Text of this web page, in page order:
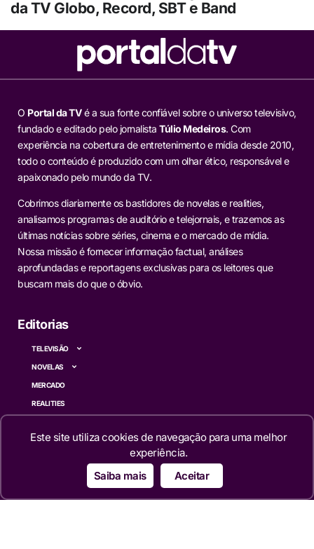
da TV Globo, Record, SBT e Band
O Portal da TVé a sua fonte confiável sobre o universo televisivo,
fundado e editado pelo jornalista Túlio Medeiros. Com
experiência na cobertura de entretenimento e mídia desde 2010,
todo o conteúdo é produzido com um olhar ético, responsável e
apaixonado pelo mundo da TV.
Cobrimos diariamente os bastidores de novelas e realities,
analisamos programas de auditório e telejornais, e trazemos as
últimas notícias sobre séries, cinema e o mercado de mídia.
Nossa missão é fornecer informação factual, análises
aprofundadas e reportagens exclusivas para os leitores que
buscam mais do que o óbvio.
Editorias
TELEVISÃO
NOVELAS
MERCADO
REALITIES
CINEMA
Este site utiliza cookies de navegação para uma melhor
experiência.
Saiba mais
Aceitar